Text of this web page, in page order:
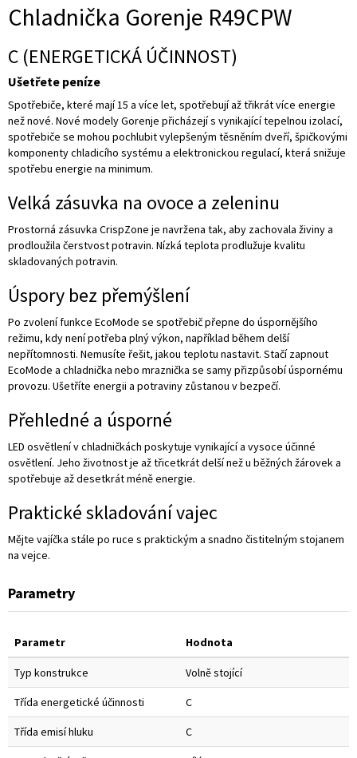
Chladnička Gorenje R49CPW
C (ENERGETICKÁ ÚČINNOST)
Ušetřete peníze
Spotřebiče, které mají 15 a více let, spotřebují až třikrát více energie
než nové. Nové modely Gorenje přicházejí s vynikající tepelnou izolací,
spotřebiče se mohou pochlubit vylepšeným těsněním dveří, špičkovými
komponenty chladicího systému a elektronickou regulací, která snižuje
spotřebu energie na minimum.
Velká zásuvka na ovoce a zeleninu
Prostorná zásuvka CrispZone je navržena tak, aby zachovala živiny a
prodloužila čerstvost potravin. Nízká teplota prodlužuje kvalitu
skladovaných potravin.
Úspory bez přemýšlení
Po zvolení funkce EcoMode se spotřebič přepne do úspornějšího
režimu, kdy není potřeba plný výkon, například během delší
nepřítomnosti. Nemusíte řešit, jakou teplotu nastavit. Stačí zapnout
EcoMode a chladnička nebo mraznička se samy přizpůsobí úspornému
provozu. Ušetříte energii a potraviny zůstanou v bezpečí.
Přehledné a úsporné
LED osvětlení v chladničkách poskytuje vynikající a vysoce účinné
osvětlení. Jeho životnost je až třicetkrát delší než u běžných žárovek a
spotřebuje až desetkrát méně energie.
Praktické skladování vajec
Mějte vajíčka stále po ruce s praktickým a snadno čistitelným stojanem
na vejce.
Parametry
Parametr Hodnota
Typ konstrukce Volně stojící
Třída energetické účinnosti C
Třída emisí hluku C